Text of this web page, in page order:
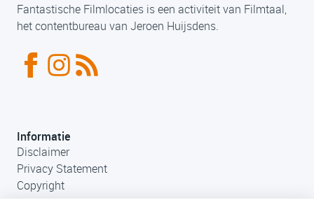
Fantastische Filmlocaties is een activiteit van Filmtaal,
het contentbureau van Jeroen Huijsdens.
Informatie
Disclaimer
Privacy Statement
Copyright